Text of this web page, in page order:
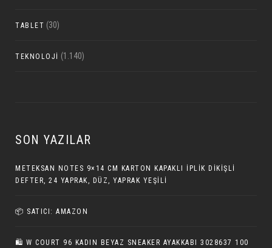
TABLET (30)
TEKNOLOJI (1.140)
SON YAZILAR
METEKSAN NOTES 9×14 CM KARTON KAPAKLI İPLIK DIKIŞLI
DEFTER, 24 YAPRAK, DÜZ, YAPRAK YEŞILI
📦 SATICI: AMAZON
🛍️ W COURT 96 KADIN BEYAZ SNEAKER AYAKKABI 3028637 100